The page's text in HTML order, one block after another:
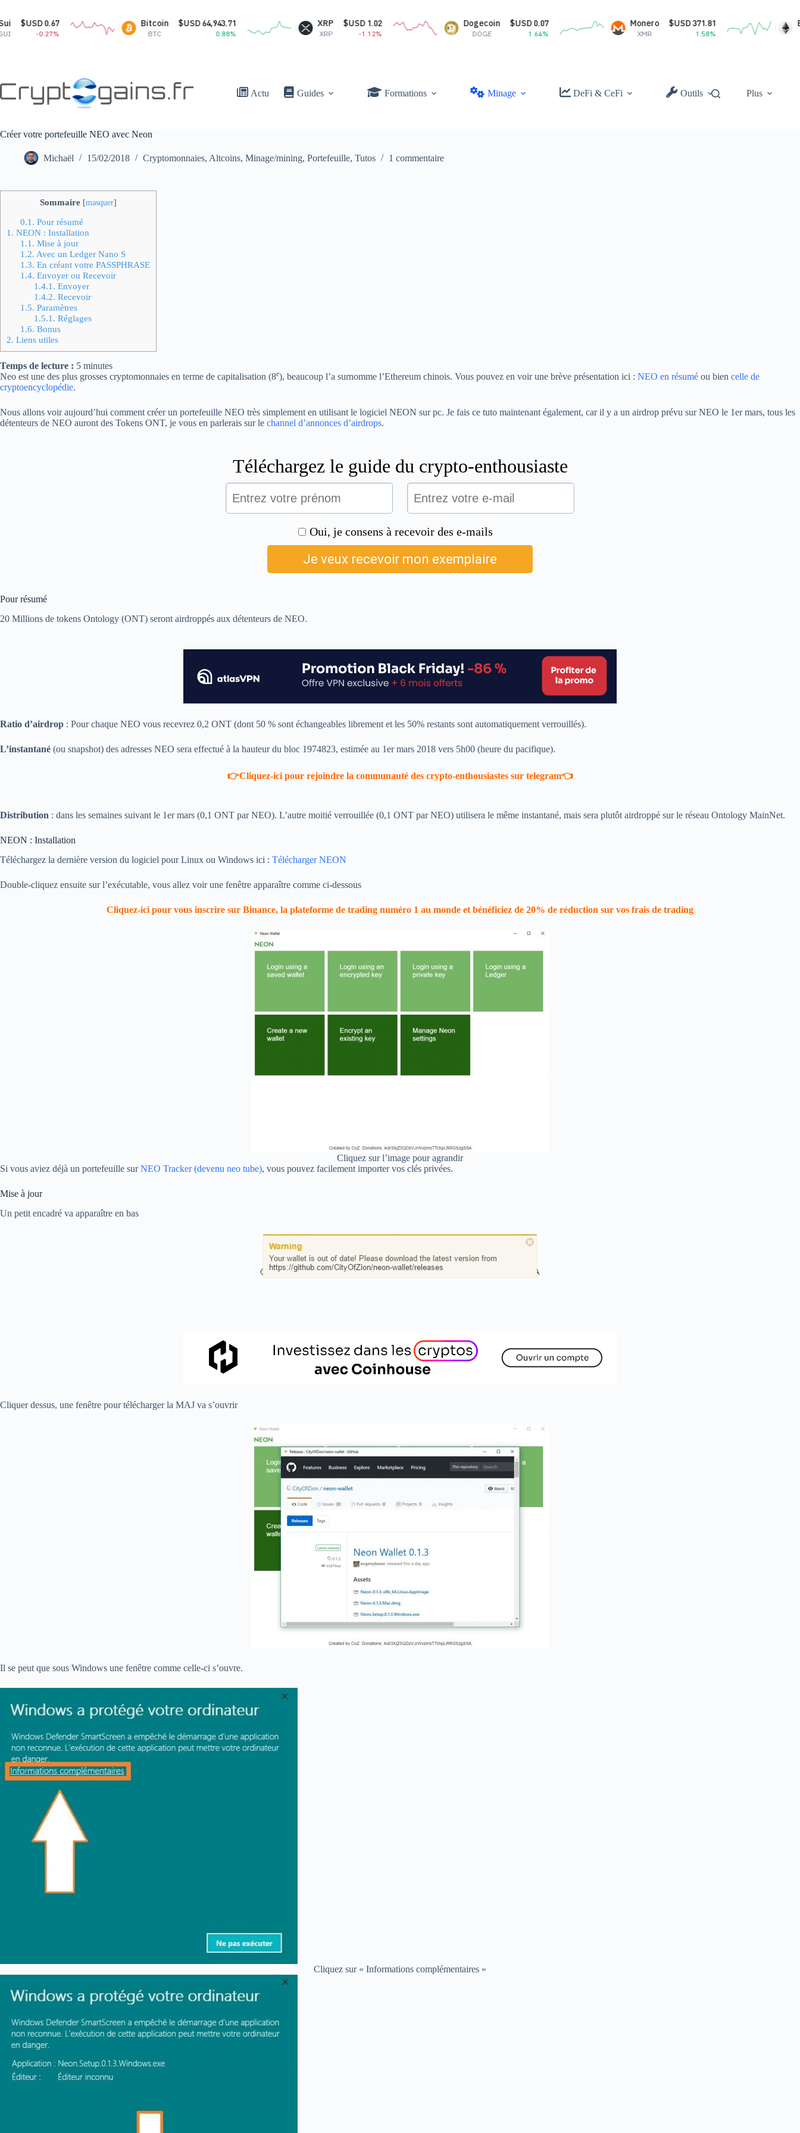
contenu
Bitcoin
BTC
$USD 64,943.71 XRP
XRP
$USD 1.02
-1.12%
Dogecoin
DOGE
$USD 0.07
1.64%
Monero $USD 371.81
1.58%
Ethereum
ETH
Actu Guides Formations Minage DeFi & CeFi Outils Plus
Créer votre portefeuille NEO avec Neon
Michaël 15/02/2018 Cryptomonnaies, Altcoins, Minage/mining, Portefeuille, Tutos 1 commentaire
Sommaire [masquer]
0.1. Pour résumé
1. NEON : Installation
1.1. Mise à jour
1.2. Avec un Ledger Nano S
1.3. En créant votre PASSPHRASE
1.4. Envoyer ou Recevoir
1.4.1. Envoyer
1.4.2. Recevoir
1.5. Paramètres
1.5.1. Réglages
1.6. Bonus
2. Liens utiles
Temps de lecture : 5 minutes
Neo est une des plus grosses cryptomonnaies en terme de capitalisation (8e), beaucoup l’a surnomme l’Ethereum chinois. Vous pouvez en voir une brève présentation ici : NEO en résumé ou bien celle de
cryptoencyclopédie.
Nous allons voir aujourd’hui comment créer un portefeuille NEO très simplement en utilisant le logiciel NEON sur pc. Je fais ce tuto maintenant également, car il y a un airdrop prévu sur NEO le 1er mars, tous les
détenteurs de NEO auront des Tokens ONT, je vous en parlerais sur le channel d’annonces d’airdrops.
Pour résumé
20 Millions de tokens Ontology (ONT) seront airdroppés aux détenteurs de NEO.
Ratio d’airdrop : Pour chaque NEO vous recevrez 0,2 ONT (dont 50 % sont échangeables librement et les 50% restants sont automatiquement verrouillés).
L’instantané (ou snapshot) des adresses NEO sera effectué à la hauteur du bloc 1974823, estimée au 1er mars 2018 vers 5h00 (heure du pacifique).
👉Cliquez-ici pour rejoindre la communauté des crypto-enthousiastes sur telegram👈
Distribution : dans les semaines suivant le 1er mars (0,1 ONT par NEO). L’autre moitié verrouillée (0,1 ONT par NEO) utilisera le même instantané, mais sera plutôt airdroppé sur le réseau Ontology MainNet.
NEON : Installation
Téléchargez la dernière version du logiciel pour Linux ou Windows ici : Télécharger NEON
Double-cliquez ensuite sur l’exécutable, vous allez voir une fenêtre apparaître comme ci-dessous
Cliquez-ici pour vous inscrire sur Binance, la plateforme de trading numéro 1 au monde et bénéficiez de 20% de réduction sur vos frais de trading
Cliquez sur l’image pour agrandir
Si vous aviez déjà un portefeuille surNEO Tracker (devenu neo tube), vous pouvez facilement importer vos clés privées.
Mise à jour
Un petit encadré va apparaître en bas
Cliquer dessus, une fenêtre pour télécharger la MAJ va s’ouvrir
Il se peut que sous Windows une fenêtre comme celle-ci s’ouvre.
Cliquez sur « Informations complémentaires »